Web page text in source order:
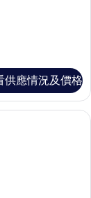
供應情況及價格
免費梳洗用品、風筒